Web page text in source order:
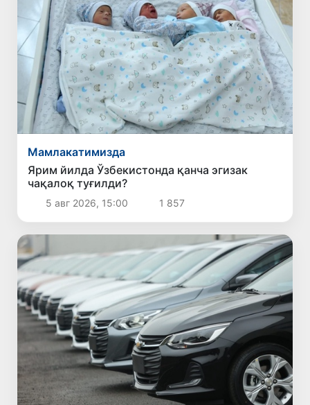
Мамлакатимизда
Ярим йилда Ўзбекистонда қанча эгизак
чақалоқ туғилди?
5 авг 2026, 15:00 1 857